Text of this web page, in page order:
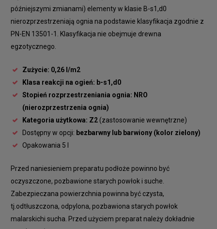
późniejszymi zmianami) elementy w klasie B-s1,d0
nierozprzestrzeniają ognia na podstawie klasyfikacja zgodnie z
PN-EN 13501-1. Klasyfikacja nie obejmuje drewna
egzotycznego.
Zużycie: 0,26 l/m2
Klasa reakcji na ogień: b-s1,d0
Stopień rozprzestrzeniania ognia: NRO
(nierozprzestrzenia ognia)
Kategoria użytkowa: Z2(zastosowanie wewnętrzne)
Dostępny w opcji: bezbarwny lub barwiony (kolor zielony)
Opakowania 5 l
Przed naniesieniem preparatu podłoże powinno być
oczyszczone, pozbawione starych powłok i suche.
Zabezpieczana powierzchnia powinna być czysta,
tj.odtłuszczona, odpylona, pozbawiona starych powłok
malarskichi sucha. Przed użyciem preparat należy dokładnie